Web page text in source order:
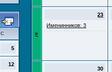
С
5
12
»
23
Именинников: 3
30